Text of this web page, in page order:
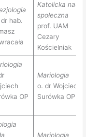
hab.
Katolicka nauka
społeczna
prof. UAM
Cezary
Kościelniak
OP
Mariologia
o. dr Wojciech
Surówka OP
Mariologia